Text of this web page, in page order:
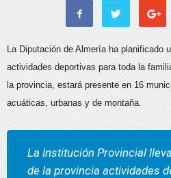
La Diputación de Almería ha planificado
actividades deportivas para toda la
la provincia, estará presente en 16
acuáticas, urbanas y de montaña.
La Institución Provincial
de la provincia actividades